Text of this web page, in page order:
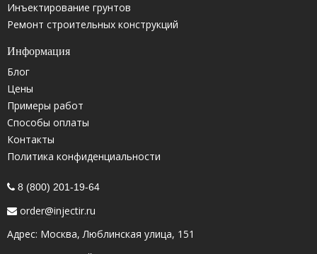
Инъектирование грунтов
Ремонт строительных конструкций
Информация
Блог
Цены
Примеры работ
Способы оплаты
Контакты
Политика конфиденциальности
8 (800) 201-19-64
order@injectir.ru
Адрес: Москва, Люблинская улица, 151